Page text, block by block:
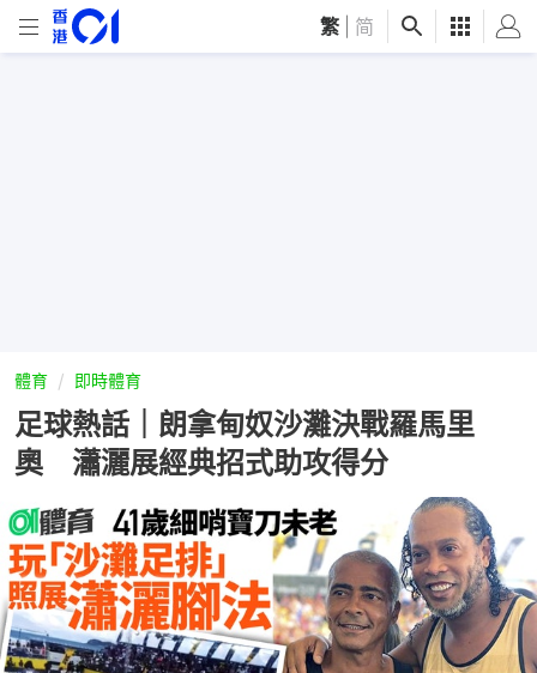
繁 简
體育 即時體育
足球熱話｜朗拿甸奴沙灘決戰羅馬里
奧 瀟灑展經典招式助攻得分